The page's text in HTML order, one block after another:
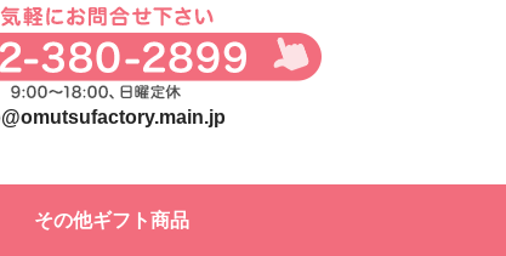
その他ギフト商品
を表示しない
ード